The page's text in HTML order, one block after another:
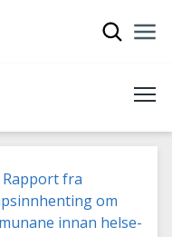
Rapport fra
om
innan helse-